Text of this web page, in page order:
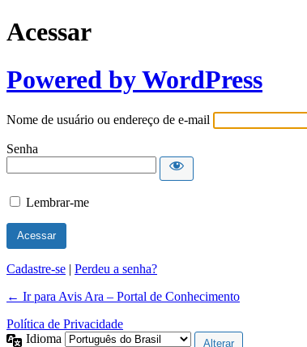
Acessar
Powered by WordPress
Nome de usuário ou endereço de e-mail
Senha
Lembrar-me
Cadastre-se | Perdeu a senha?
← Ir para Avis Ara – Portal de Conhecimento
Política de Privacidade
Idioma